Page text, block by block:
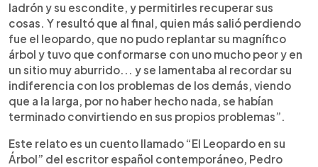
ladrón y su escondite, y permitirles recuperar sus
cosas. Y resultó que al final, quien más salió perdiendo
fue el leopardo, que no pudo replantar su magnífico
árbol y tuvo que conformarse con uno mucho peor y en
un sitio muy aburrido... y se lamentaba al recordar su
indiferencia con los problemas de los demás, viendo
que a la larga, por no haber hecho nada, se habían
terminado convirtiendo en sus propios problemas”.
Este relato es un cuento llamado “El Leopardo en su
Árbol” del escritor español contemporáneo, Pedro